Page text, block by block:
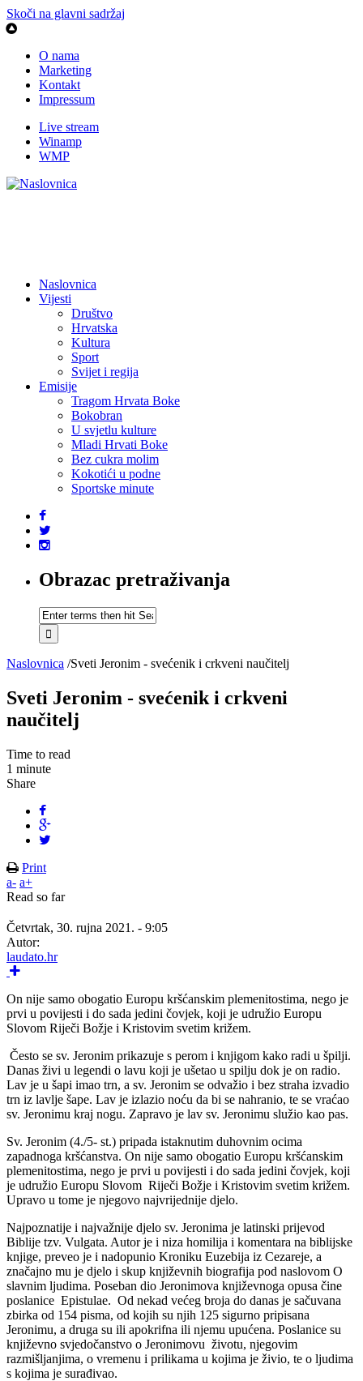
Skoči na glavni sadržaj
O nama
Marketing
Kontakt
Impressum
Live stream
Winamp
WMP
Naslovnica
Vijesti
Društvo
Hrvatska
Kultura
Sport
Svijet i regija
Emisije
Tragom Hrvata Boke
Bokobran
U svjetlu kulture
Mladi Hrvati Boke
Bez cukra molim
Kokotići u podne
Sportske minute
Obrazac pretraživanja
Naslovnica /Sveti Jeronim - svećenik i crkveni naučitelj
Sveti Jeronim - svećenik i crkveni
naučitelj
Time to read
1 minute
Share
Print
a- a+
Read so far
Četvrtak, 30. rujna 2021. - 9:05
Autor:
laudato.hr
On nije samo obogatio Europu kršćanskim plemenitostima, nego je
prvi u povijesti i do sada jedini čovjek, koji je udružio Europu
Slovom Riječi Božje i Kristovim svetim križem.
Često se sv. Jeronim prikazuje s perom i knjigom kako radi u špilji.
Danas živi u legendi o lavu koji je ušetao u spilju dok je on radio.
Lav je u šapi imao trn, a sv. Jeronim se odvažio i bez straha izvadio
trn iz lavlje šape. Lav je izlazio noću da bi se nahranio, te se vraćao
sv. Jeronimu kraj nogu. Zapravo je lav sv. Jeronimu služio kao pas.
Sv. Jeronim (4./5- st.) pripada istaknutim duhovnim ocima
zapadnoga kršćanstva. On nije samo obogatio Europu kršćanskim
plemenitostima, nego je prvi u povijesti i do sada jedini čovjek, koji
je udružio Europu Slovom Riječi Božje i Kristovim svetim križem.
Upravo u tome je njegovo najvrijednije djelo.
Najpoznatije i najvažnije djelo sv. Jeronima je latinski prijevod
Biblije tzv. Vulgata. Autor je i niza homilija i komentara na biblijske
knjige, preveo je i nadopunio Kroniku Euzebija iz Cezareje, a
značajno mu je djelo i skup književnih biografija pod naslovom O
slavnim ljudima. Poseban dio Jeronimova književnoga opusa čine
poslanice Epistulae. Od nekad većeg broja do danas je sačuvana
zbirka od 154 pisma, od kojih su njih 125 sigurno pripisana
Jeronimu, a druga su ili apokrifna ili njemu upućena. Poslanice su
književno svjedočanstvo o Jeronimovu životu, njegovim
razmišljanjima, o vremenu i prilikama u kojima je živio, te o ljudima
s kojima je surađivao.